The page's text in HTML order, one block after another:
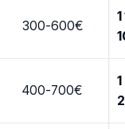
300-600€
400-700€